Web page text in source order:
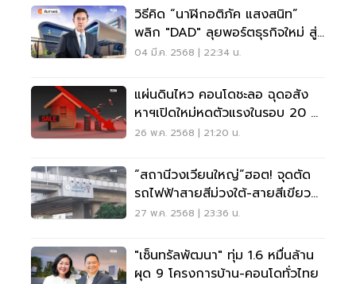
วิธีคิด “นาฬิกอติภัค แสงสนิท”
พลิก "DAD" ลุยพอร์ตธุรกิจใหม่ สู่
ความยั่งยืน
04 มี.ค. 2568 | 22:34 น.
แผ่นดินไหว คอนโดชะลอ ฉุดอสัง
หาฯเปิดใหม่หดตัวแรงในรอบ 20 ปี
26 พ.ค. 2568 | 21:20 น.
“สถานีวงเวียนใหญ่”ฮอต! จุดตัด
รถไฟฟ้าสายสีม่วงใต้-สายสีเขียว
ดันราคาที่ดินพุ่ง
27 พ.ค. 2568 | 23:36 น.
"เซ็นทรัลพัฒนา" ทุ่ม 1.6 หมื่นล้าน
ผุด 9 โครงการบ้าน-คอนโดทั่วไทย